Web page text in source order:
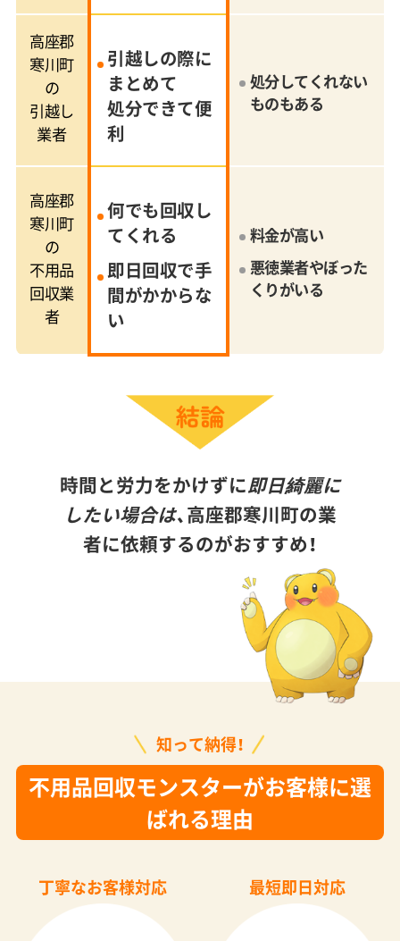
高座郡
寒川町
の
引越し
業者
引越しの際に
まとめて
処分できて便
利
処分してくれない
ものもある
高座郡
寒川町
の
不用品
回収業
者
何でも回収し
てくれる
即日回収で手
間がかからな
い
料金が高い
悪徳業者やぼった
くりがいる
時間と労力をかけずに即日綺麗に
したい場合は、高座郡寒川町の業
者に依頼するのがおすすめ！
知って納得！
不用品回収モンスターがお客様に選
ばれる理由
丁寧なお客様対応 最短即日対応